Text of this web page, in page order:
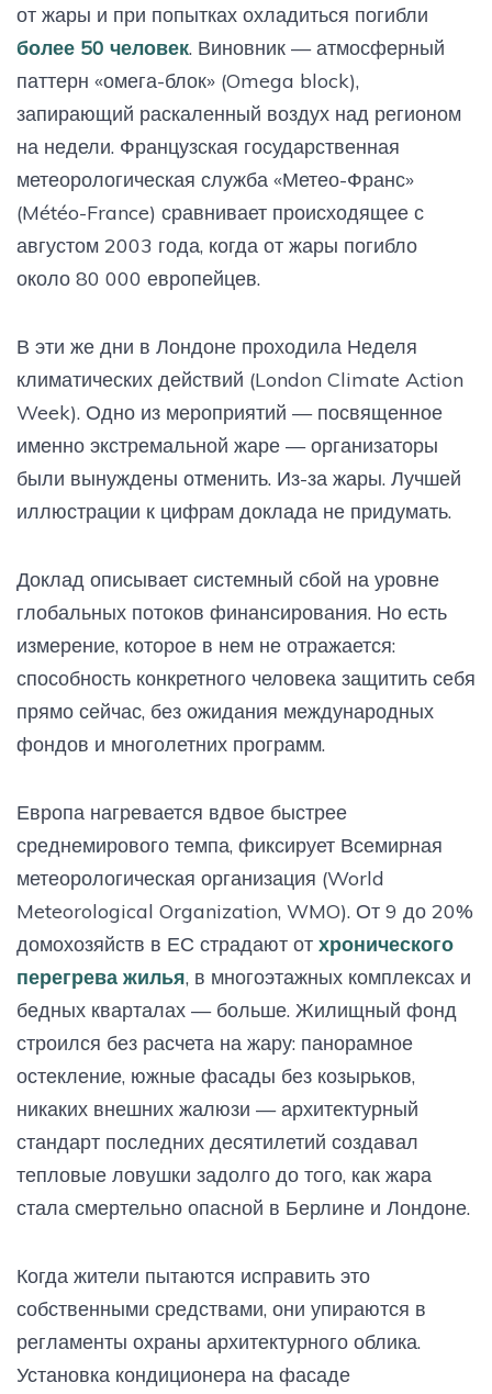
от жары и при попытках охладиться погибли
более 50 человек. Виновник — атмосферный
паттерн «омега-блок» (Omega block),
запирающий раскаленный воздух над регионом
на недели. Французская государственная
метеорологическая служба «Метео-Франс»
(Météo-France) сравнивает происходящее с
августом 2003 года, когда от жары погибло
около 80 000 европейцев.
В эти же дни в Лондоне проходила Неделя
климатических действий (London Climate Action
Week). Одно из мероприятий — посвященное
именно экстремальной жаре — организаторы
были вынуждены отменить. Из-за жары. Лучшей
иллюстрации к цифрам доклада не придумать.
Доклад описывает системный сбой на уровне
глобальных потоков финансирования. Но есть
измерение, которое в нем не отражается:
способность конкретного человека защитить себя
прямо сейчас, без ожидания международных
фондов и многолетних программ.
Европа нагревается вдвое быстрее
среднемирового темпа, фиксирует Всемирная
метеорологическая организация (World
Meteorological Organization, WMO). От 9 до 20%
домохозяйств в ЕС страдают от хронического
перегрева жилья, в многоэтажных комплексах и
бедных кварталах — больше. Жилищный фонд
строился без расчета на жару: панорамное
остекление, южные фасады без козырьков,
никаких внешних жалюзи — архитектурный
стандарт последних десятилетий создавал
тепловые ловушки задолго до того, как жара
стала смертельно опасной в Берлине и Лондоне.
Когда жители пытаются исправить это
собственными средствами, они упираются в
регламенты охраны архитектурного облика.
Установка кондиционера на фасаде